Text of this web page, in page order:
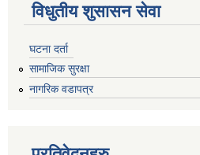
विधुतीय शुसासन सेवा
घटना दर्ता
सामाजिक सुरक्षा
नागरिक वडापत्र